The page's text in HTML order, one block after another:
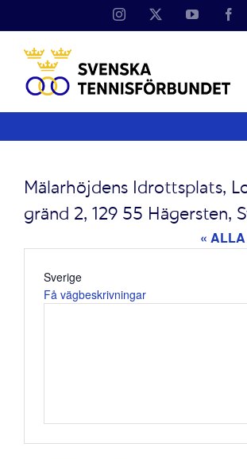
Instagram YouTube
Mälarhöjdens Idrottsplats,
gränd 2, 129 55 Hägersten,
«
Adress
Sverige
Få vägbeskrivningar